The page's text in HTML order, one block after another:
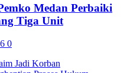
Medan Perbaiki
Tiga Unit
0